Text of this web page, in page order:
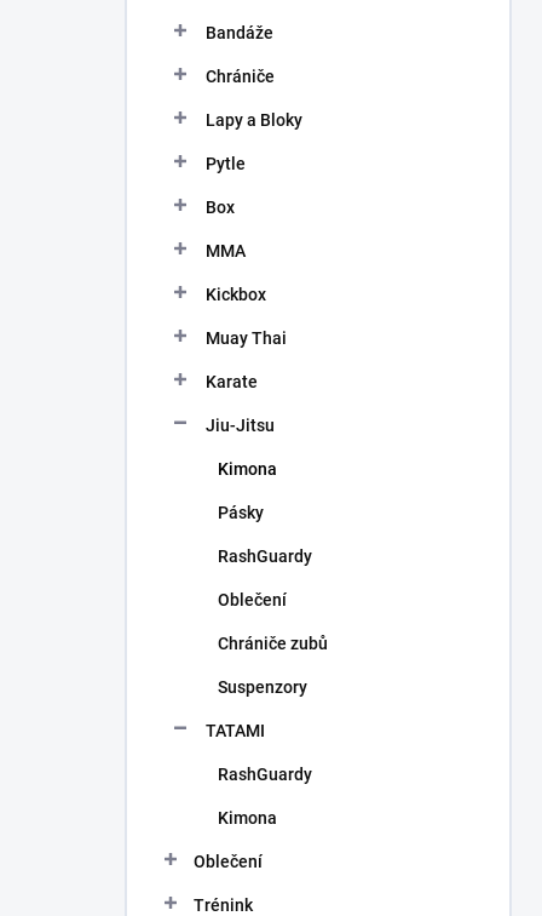
Bandáže
Chrániče
Lapy a Bloky
Pytle
Box
MMA
Kickbox
Muay Thai
Karate
Jiu-Jitsu
Kimona
Pásky
RashGuardy
Oblečení
Chrániče zubů
Suspenzory
TATAMI
RashGuardy
Kimona
Oblečení
Trénink